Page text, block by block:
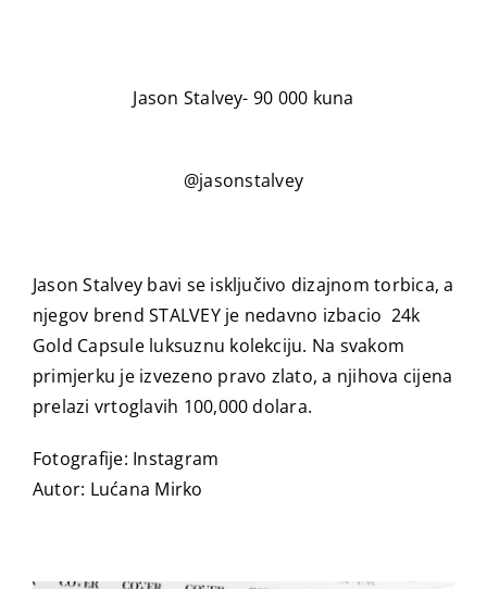
Jason Stalvey- 90 000 kuna
@jasonstalvey
Jason Stalvey bavi se isključivo dizajnom torbica, a
njegov brend STALVEY je nedavno izbacio 24k
Gold Capsule luksuznu kolekciju. Na svakom
primjerku je izvezeno pravo zlato, a njihova cijena
prelazi vrtoglavih 100,000 dolara.
Fotografije: Instagram
Autor: Lućana Mirko